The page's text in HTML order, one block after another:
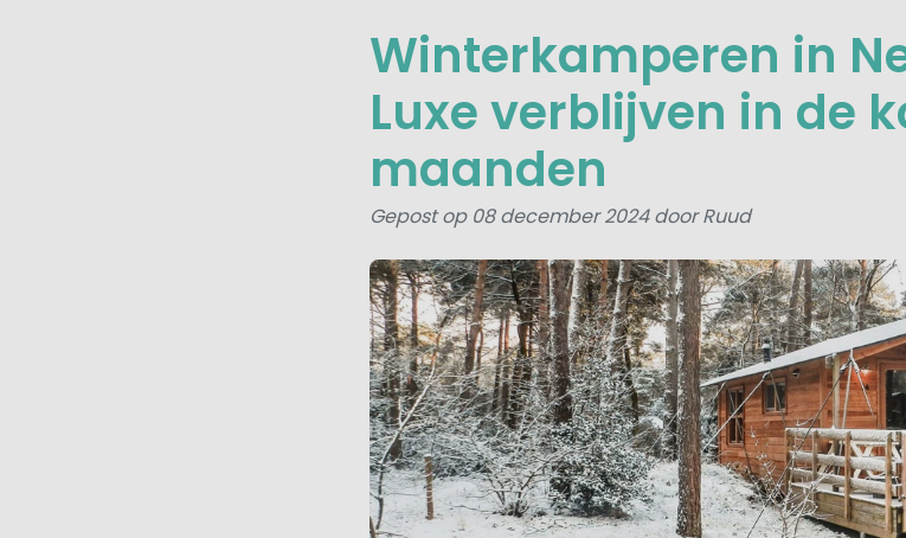
Winterkamperen in
Luxe verblijven in de
maanden
Gepost op 08 december 2024 door Ruud